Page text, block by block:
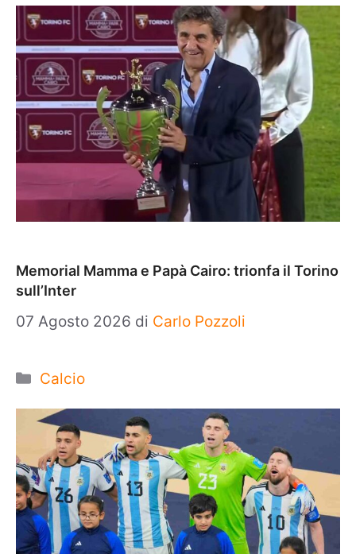
Memorial Mamma e Papà Cairo: trionfa il Torino
sull’Inter
07 Agosto 2026 di Carlo Pozzoli
Categorie
Calcio